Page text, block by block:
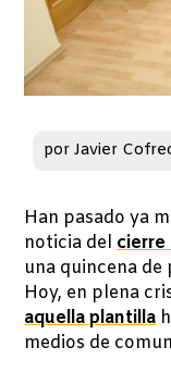
porJavier
Han pasado ya
noticia del cierre
una quincena
Hoy, en plena
aquella plantilla
medios de